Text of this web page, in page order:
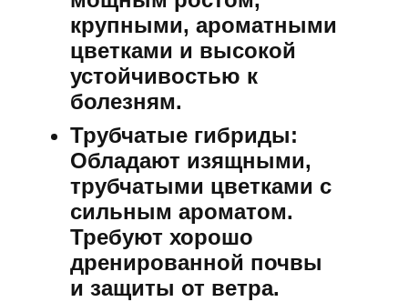
крупными, ароматными
цветками и высокой
устойчивостью к
болезням.
Трубчатые гибриды:
Обладают изящными,
трубчатыми цветками с
сильным ароматом.
Требуют хорошо
дренированной почвы
и защиты от ветра.